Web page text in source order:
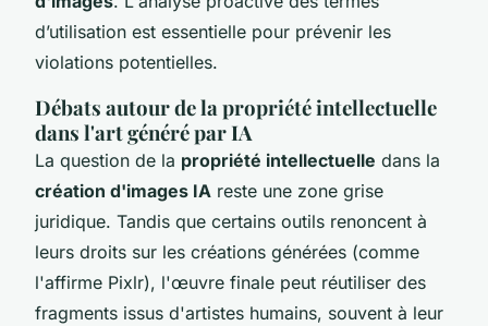
d’utilisation est essentielle pour prévenir les
violations potentielles.
Débats autour de la propriété intellectuelle
dans l'art généré par IA
La question de la propriété intellectuelle dans la
création d'images IA reste une zone grise
juridique. Tandis que certains outils renoncent à
leurs droits sur les créations générées (comme
l'affirme Pixlr), l'œuvre finale peut réutiliser des
fragments issus d'artistes humains, souvent à leur